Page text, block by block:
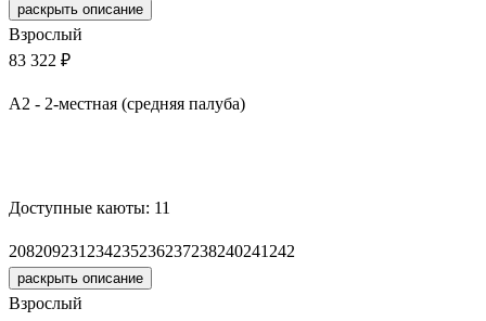
раскрыть описание
Взрослый
83 322 ₽
А2 - 2-местная (средняя палуба)
Доступные каюты: 11
208209231 234235236237238240241 242
раскрыть описание
Взрослый